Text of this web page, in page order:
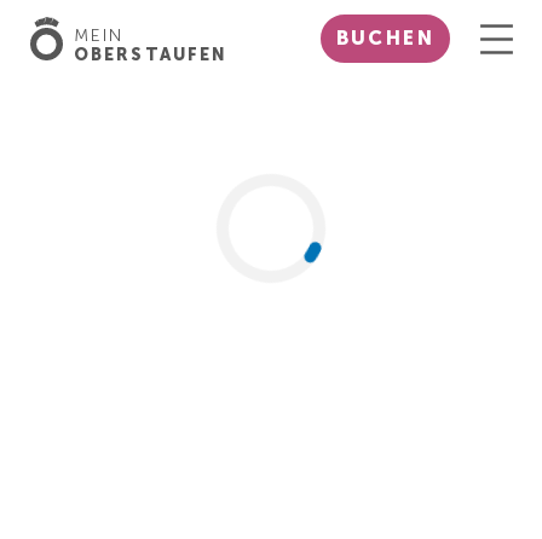
MEIN
OBERSTAUFEN
BUCHEN